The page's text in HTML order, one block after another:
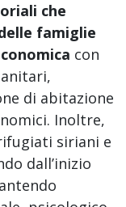
che
famiglie
con
di abitazione
Inoltre,
siriani e
dall’inizio